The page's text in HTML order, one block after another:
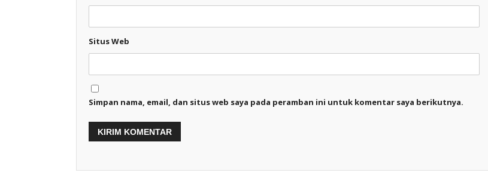
Situs Web
Simpan nama, email, dan situs web saya pada peramban ini untuk komentar saya berikutnya.